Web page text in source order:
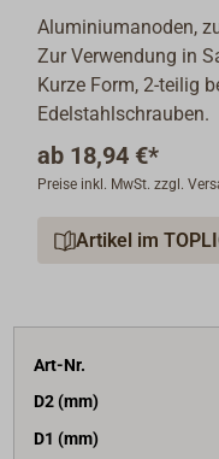
Aluminiumanoden,
Zur Verwendung in
Kurze Form, 2-teilig
Edelstahlschrauben.
ab 18,94 €*
Preise inkl. MwSt. zzgl.
Artikel im
Art-Nr.
D2 (mm)
D1 (mm)